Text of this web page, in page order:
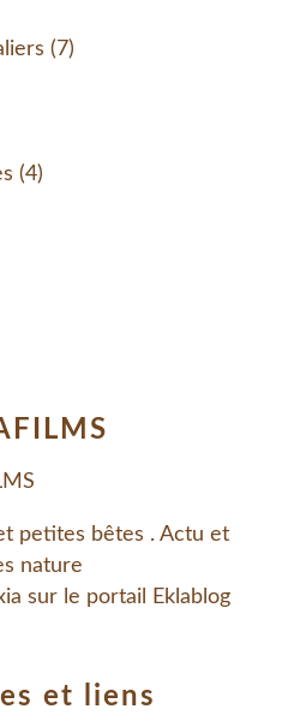
(7)
(4)
petites bêtes . Actu et
nature
sur le portail Eklablog
et liens